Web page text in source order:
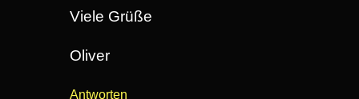
Viele Grüße
Oliver
Antworten